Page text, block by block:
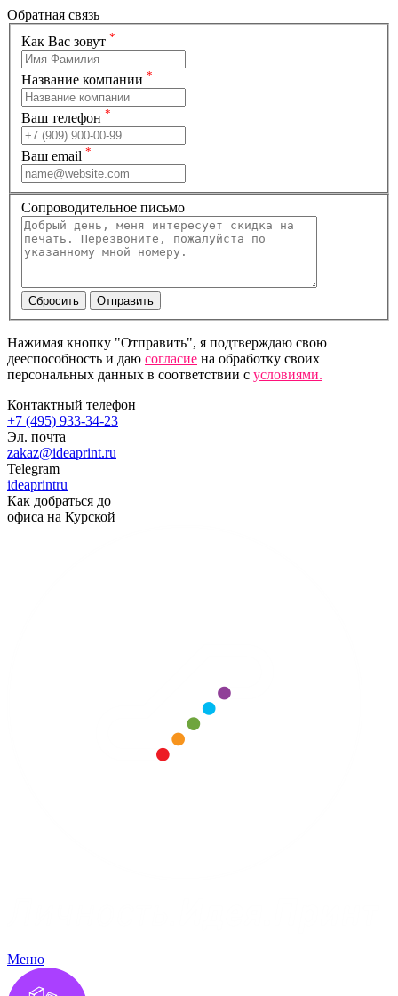
Обратная связь
Как Вас зовут *
Название компании *
Ваш телефон *
Ваш email *
Сопроводительное письмо
Нажимая кнопку "Отправить", я подтверждаю свою
дееспособность и даю согласие на обработку своих
персональных данных в соответствии с условиями.
Контактный телефон
+7 (495) 933-34-23
Эл. почта
zakaz@ideaprint.ru
Telegram
ideaprintru
Как добраться до
офиса на Курской
Меню